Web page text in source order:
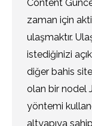
Content
zaman için
ulaşmaktır.
istediğinizi
diğer bahis
olan bir nodel
yöntemi
altyapıya